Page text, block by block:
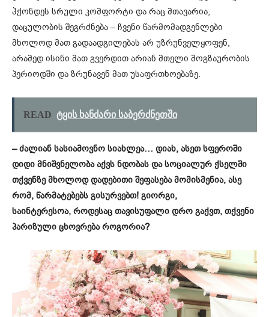
ჰქონდეს სრული კომფორტი და რაც მთავარია,
დაცულობის შეგრძნება – ჩვენი წარმომადგენლები
მხოლოდ მათ გადაადგილებას არ უზრუნველყოფენ,
არამედ ისინი მათ გვერდით არიან მთელი მოგზაურობის
პერიოდში და ზრუნავენ მათ უსაფრთხოებაზე.
READ ტყის ხანძარი საბერძნეთში
– ძალიან სასიამოვნო სიახლეა… დიახ, ასეთ სფეროში
დიდი მნიშვნელობა აქვს ნდობას და სოციალურ ქსელში
თქვენზე მხოლოდ დადებითი შეფასება მომისმენია, ასე
რომ, წარმატებებს გისურვებთ! გიორგი,
საინტერესოა, როდესაც თავისუფალი დრო გაქვთ, თქვენი
პარიზული ცხოვრება როგორია?